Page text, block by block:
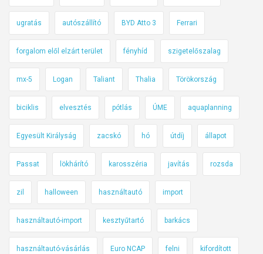
ugratás autószállító BYD Atto 3 Ferrari
forgalom elől elzárt terület fényhíd szigetelőszalag
mx-5 Logan Taliant Thalia Törökország
biciklis elvesztés pótlás ÚME aquaplanning
Egyesült Királyság zacskó hó útdíj állapot
Passat lökhárító karosszéria javítás rozsda
zil halloween használtautó import
használtautó-import kesztyűtartó barkács
használtautó-vásárlás Euro NCAP felni kifordított